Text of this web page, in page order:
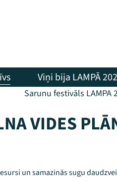
Viņi bija LAMPĀ
Sarunu festivāls LAMPA
VIDES
un samazinās sugu